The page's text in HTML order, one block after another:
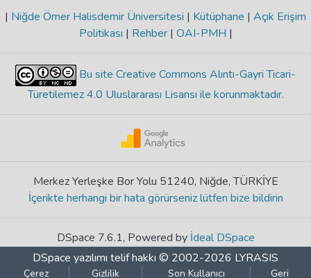
| Niğde Ömer Halisdemir Üniversitesi | Kütüphane | Açık Erişim
Politikası | Rehber | OAI-PMH |
Bu site Creative Commons Alıntı-Gayri Ticari-
Türetilemez 4.0 Uluslararası Lisansı ile korunmaktadır.
Merkez Yerleşke Bor Yolu 51240, Niğde, TÜRKİYE
İçerikte herhangi bir hata görürseniz lütfen bize bildirin
DSpace 7.6.1, Powered by İdeal DSpace
DSpace yazılımı telif hakkı © 2002-2026 LYRASIS
Çerez Gizlilik Son Kullanıcı Geri